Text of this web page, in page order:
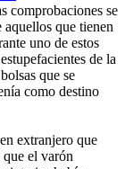
comprobaciones se
aquellos que tienen
uno de estos
de la
que se
como destino
extranjero que
el varón